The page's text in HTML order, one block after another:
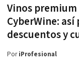
Vinos
CyberWine:
descuentos y
PoriProfesional